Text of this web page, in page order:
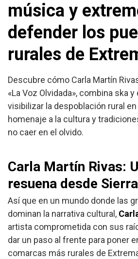
música y
defender los
rurales de
Descubre cómo Carla Martín
«La Voz Olvidada», combina ska
visibilizar la despoblación rural en
homenaje a la cultura y
no caer en el olvido.
Carla Martín Rivas:
resuena desde
Así que en un mundo donde las
dominan la narrativa cultural,
artista comprometida con sus
dar un paso al frente para poner
comarcas más rurales de